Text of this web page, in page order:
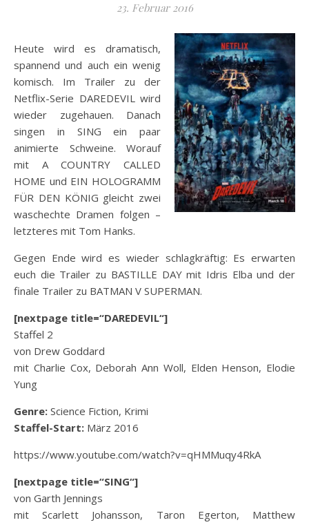
23. Februar 2016
Heute wird es dramatisch,
spannend und auch ein wenig
komisch. Im Trailer zu der
Netflix-Serie DAREDEVIL wird
wieder zugehauen. Danach
singen in SING ein paar
animierte Schweine. Worauf
mit A COUNTRY CALLED
HOME und EIN HOLOGRAMM
FÜR DEN KÖNIG gleicht zwei
waschechte Dramen folgen –
letzteres mit Tom Hanks.
Gegen Ende wird es wieder schlagkräftig: Es erwarten
euch die Trailer zu BASTILLE DAY mit Idris Elba und der
finale Trailer zu BATMAN V SUPERMAN.
[nextpage title=“DAREDEVIL“]
Staffel 2
von Drew Goddard
mit Charlie Cox, Deborah Ann Woll, Elden Henson, Elodie
Yung
Genre: Science Fiction, Krimi
Staffel-Start: März 2016
https://www.youtube.com/watch?v=qHMMuqy4RkA
[nextpage title=“SING“]
von Garth Jennings
mit Scarlett Johansson, Taron Egerton, Matthew